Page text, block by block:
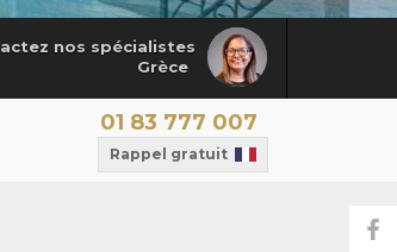
nos spécialistes
Grèce
01 83 777 007
Rappel gratuit